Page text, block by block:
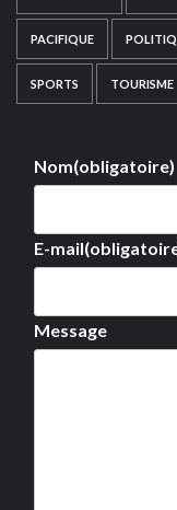
PACIFIQUE
SPORTS TOURISME
Nom(obligatoire)
E-mail
Message